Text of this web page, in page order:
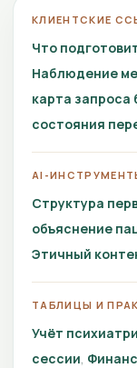
КЛИЕНТСКИЕ
Что
Наблюдение
карта запроса
состояния
AI-
Структура
объяснение
Этичный
ТАБЛИЦЫ И
Учёт
сессии